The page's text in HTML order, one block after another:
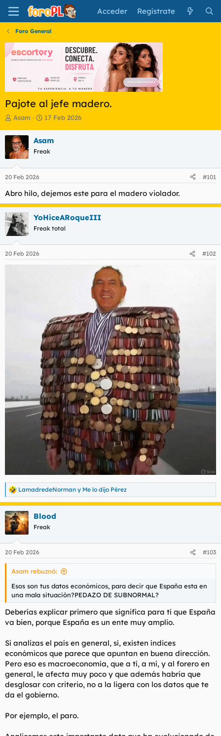
Acceder Regístrate
Foro General
Pajote al jefe madero.
I
i
c
i
a
d
o
d
e
l
t
e
m
a
Asam
F
h
a
e
i
c
i
17 Feb 2026
Asam
Freak
20 Feb 2026 #101
Abro hilo, dejemos este para el madero violador.
YoHiceARoqueIII
Freak total
20 Feb 2026 #102
R
e
a
c
c
i
e
s
LamadredeNorman y Me lo dijo Pérez
Blood
Freak
20 Feb 2026 #103
Asam rebuznó:
Esos son tus datos económicos, para decir que España esta en
una mala situación?PEDAZO DE SUBNORMAL?
Deberías explicar primero que significa para tí que España
va bien, porque España es un ente muy amplio.
Si analizas el país en general, sí, existen índices
económicos que parece que apuntan en buena dirección.
Pero eso es macroeconomía, que a tí, a mí, y al forero en
general, le afecta muy poco y que además habría que
desglosar con criterio, no a la ligera con los datos que te
da el gobierno.
Por ejemplo, el paro.